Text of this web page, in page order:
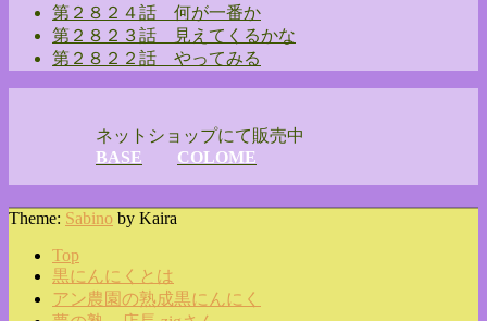
第２８２４話 何が一番か
第２８２３話 見えてくるかな
第２８２２話 やってみる
ネットショップにて販売中
BASE
COLOME
Theme: Sabino by Kaira
Top
黒にんにくとは
アン農園の熟成黒にんにく